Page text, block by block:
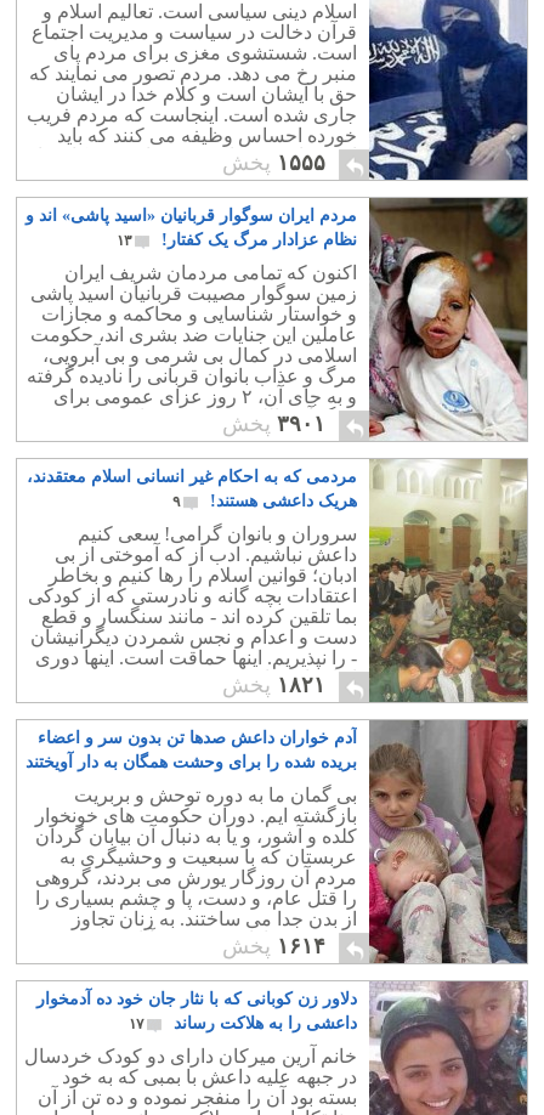
اسلام دینی سیاسی است. تعالیم اسلام و
قرآن دخالت در سیاست و مدیریت اجتماع
است. شستشوی مغزی برای مردم پای
منبر رخ می دهد. مردم تصور می نمایند که
حق با ایشان است و کلام خدا در ایشان
جاری شده است. اینجاست که مردم فریب
خورده احساس وظیفه می کنند که باید
اسید بپاشند، جهاد بروند و باید مشرکان را
بکشند!.
۱۵۵۵ پخش
مردم ایران سوگوار قربانیان «اسید پاشی» اند و
نظام عزادار مرگ یک کفتار!
۱۳
اکنون که تمامی مردمان شریف ایران
زمین سوگوار مصیبت قربانیان اسید پاشی
و خواستار شناسایی و محاکمه و مجازات
عاملین این جنایات ضد بشری اند، حکومت
اسلامی در کمال بی شرمی و بی آبرویی،
مرگ و عذاب بانوان قربانی را نادیده گرفته
و به جای آن، ۲ روز عزای عمومی برای
مرگ آیت الله مهدوی کنی، اعلام کرده
است!
۳۹۰۱ پخش
مردمی که به احکام غیر انسانی اسلام معتقدند،
هریک داعشی هستند!
۹
سروران و بانوان گرامی! سعی کنیم
داعش نباشیم. ادب از که آموختی از بی
ادبان؛ قوانین اسلام را رها کنیم و بخاطر
اعتقادات بچه گانه و نادرستی که از کودکی
بما تلقین کرده اند - مانند سنگسار و قطع
دست و اعدام و نجس شمردن دیگرانیشان
- را نپذیریم. اینها حماقت است. اینها دوری
از انسانیت است. هیچ چیز مقدس نیست
جز انسان. انسانیت مقدس است و بس!
نپذیریم که بخاطر توهین به مقدسات جان
انسانی را بگیرند. جان انسان است که
مقدس است. چرا به کشته شدن دیگران
که مانند ما فکر نمی کنند راضی شویم؟
۱۸۲۱ پخش
آدم خواران داعش صدها تن بدون سر و اعضاء
بریده شده را برای وحشت همگان به دار آویختند
۳
بی گمان ما به دوره توحش و بربریت
بازگشته ایم. دوران حکومت های خونخوار
کلده و آشور، و یا به دنبال آن بیابان گردان
عربستان که با سبعیت و وحشیگری به
مردم آن روزگار یورش می بردند، گروهی
را قتل عام، و دست، پا و چشم بسیاری را
از بدن جدا می ساختند. به زنان تجاوز
کرده، ودر بازار به فروش آنان می
پرداختند.
۱۶۱۴ پخش
دلاور زن کوبانی که با نثار جان خود ده آدمخوار
داعشی را به هلاکت رساند
۱۷
خانم آرین میرکان دارای دو کودک خردسال
در جبهه علیه داعش با بمبی که به خود
بسته بود آن را منفجر نموده و ده تن از آن